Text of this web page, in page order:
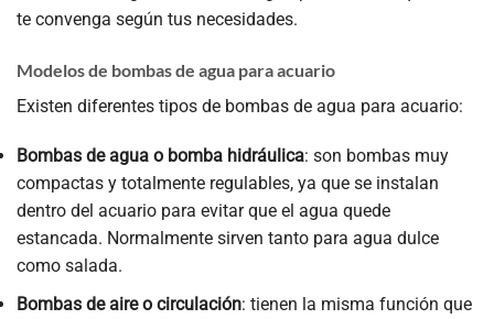
te convenga según tus necesidades.
Modelos de bombas de agua para acuario
Existen diferentes tipos de bombas de agua para acuario:
Bombas de agua o bomba hidráulica: son bombas muy
compactas y totalmente regulables, ya que se instalan
dentro del acuario para evitar que el agua quede
estancada. Normalmente sirven tanto para agua dulce
como salada.
Bombas de aire o circulación: tienen la misma función que